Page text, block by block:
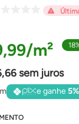
,99
,66sem juros
e ganhe